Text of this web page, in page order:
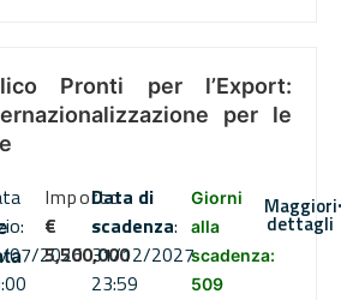
Pronti per l’Export:
per le
07/2026
Importo
€
5,500,000
Data di
scadenza:
31/12/2027
23:59
Giorni
alla
scadenza:
509
Maggiori
dettagli